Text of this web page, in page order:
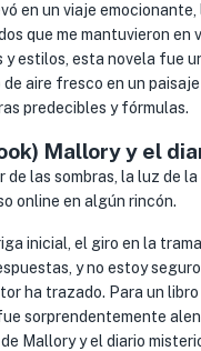
en un viaje
que me mantuvieron en
y estilos, esta novela fue
aire fresco en un
predecibles y fórmulas.
Mallory y el
de las sombras, la luz de
online en algún rincón.
inicial, el giro en la
y no estoy
ha trazado. Para un
sorprendentemente
Mallory y el diario